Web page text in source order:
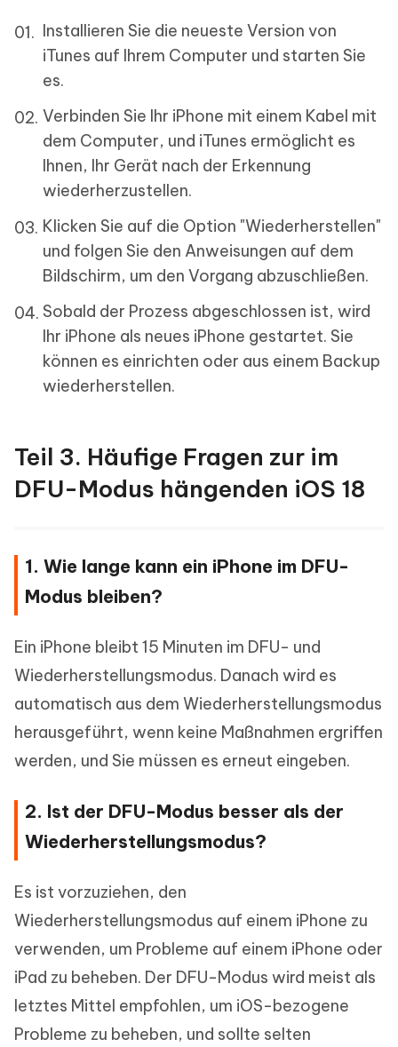
Installieren Sie die neueste Version von
iTunes auf Ihrem Computer und starten Sie
es.
Verbinden Sie Ihr iPhone mit einem Kabel mit
dem Computer, und iTunes ermöglicht es
Ihnen, Ihr Gerät nach der Erkennung
wiederherzustellen.
Klicken Sie auf die Option "Wiederherstellen"
und folgen Sie den Anweisungen auf dem
Bildschirm, um den Vorgang abzuschließen.
Sobald der Prozess abgeschlossen ist, wird
Ihr iPhone als neues iPhone gestartet. Sie
können es einrichten oder aus einem Backup
wiederherstellen.
Teil 3. Häufige Fragen zur im
DFU-Modus hängenden iOS 18
1. Wie lange kann ein iPhone im DFU-
Modus bleiben?
Ein iPhone bleibt 15 Minuten im DFU- und
Wiederherstellungsmodus. Danach wird es
automatisch aus dem Wiederherstellungsmodus
herausgeführt, wenn keine Maßnahmen ergriffen
werden, und Sie müssen es erneut eingeben.
2. Ist der DFU-Modus besser als der
Wiederherstellungsmodus?
Es ist vorzuziehen, den
Wiederherstellungsmodus auf einem iPhone zu
verwenden, um Probleme auf einem iPhone oder
iPad zu beheben. Der DFU-Modus wird meist als
letztes Mittel empfohlen, um iOS-bezogene
Probleme zu beheben, und sollte selten